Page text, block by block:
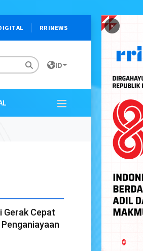
×
RRINEWS
ID
Gerak Cepat